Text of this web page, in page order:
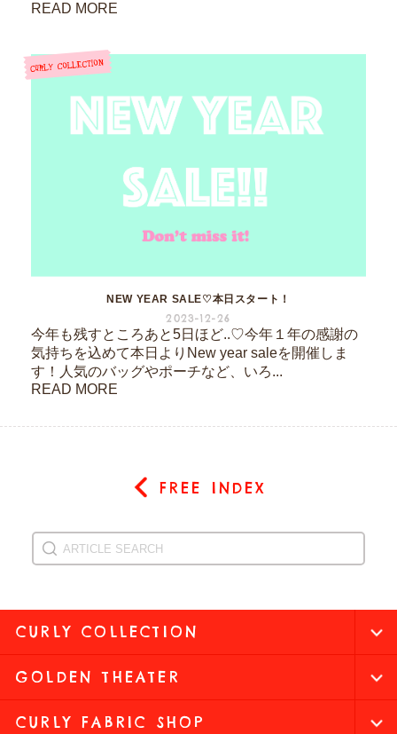
READ MORE
NEW YEAR SALE♡本日スタート！
2023-12-26
今年も残すところあと5日ほど..♡今年１年の感謝の
気持ちを込めて本日よりNew year saleを開催しま
す！人気のバッグやポーチなど、いろ...
READ MORE
FREE INDEX
CURLY COLLECTION
GOLDEN THEATER
CURLY FABRIC SHOP